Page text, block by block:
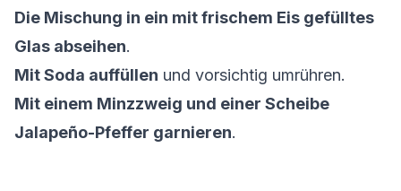
Die Mischung in ein mit frischem Eis gefülltes
Glas abseihen.
Mit Soda auffüllen und vorsichtig umrühren.
Mit einem Minzzweig und einer Scheibe
Jalapeño-Pfeffer garnieren.